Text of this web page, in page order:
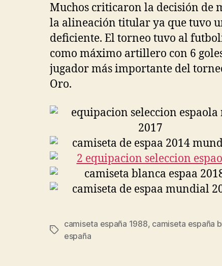
Muchos criticaron la decisión de
la alineación titular ya que tuvo
deficiente. El torneo tuvo al
como máximo artillero con 6
jugador más importante del
Oro.
Etiquetas
camiseta españa 1988, camiseta españa
españa